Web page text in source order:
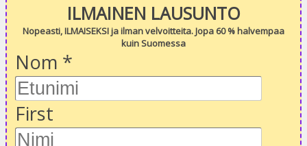
ILMAINEN LAUSUNTO
Nopeasti, ILMAISEKSI ja ilman velvoitteita. Jopa 60 % halvempaa
kuin Suomessa
Nom *
First